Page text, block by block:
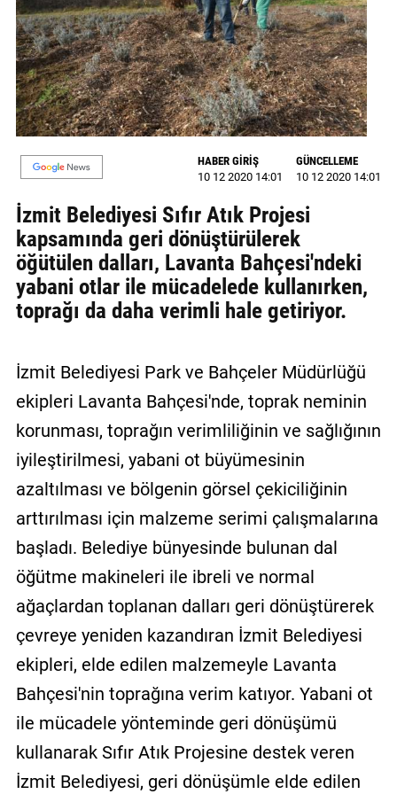
GALERİ
VİDEO
YAZARLAR
BİZE
ULAŞIN
İletişim
Gizlilik
Sözleşmesi
HABER GİRİŞ
10 12 2020 14:01
GÜNCELLEME
10 12 2020 14:01
İzmit Belediyesi Sıfır Atık Projesi
kapsamında geri dönüştürülerek
öğütülen dalları, Lavanta Bahçesi'ndeki
yabani otlar ile mücadelede kullanırken,
toprağı da daha verimli hale getiriyor.
İzmit Belediyesi Park ve Bahçeler Müdürlüğü
ekipleri Lavanta Bahçesi'nde, toprak neminin
korunması, toprağın verimliliğinin ve sağlığının
iyileştirilmesi, yabani ot büyümesinin
azaltılması ve bölgenin görsel çekiciliğinin
arttırılması için malzeme serimi çalışmalarına
başladı. Belediye bünyesinde bulunan dal
öğütme makineleri ile ibreli ve normal
ağaçlardan toplanan dalları geri dönüştürerek
çevreye yeniden kazandıran İzmit Belediyesi
ekipleri, elde edilen malzemeyle Lavanta
Bahçesi'nin toprağına verim katıyor. Yabani ot
ile mücadele yönteminde geri dönüşümü
kullanarak Sıfır Atık Projesine destek veren
İzmit Belediyesi, geri dönüşümle elde edilen